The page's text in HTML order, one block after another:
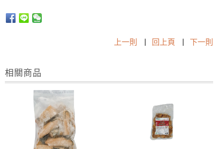
上一則 | 回上頁 | 下一則
相關商品